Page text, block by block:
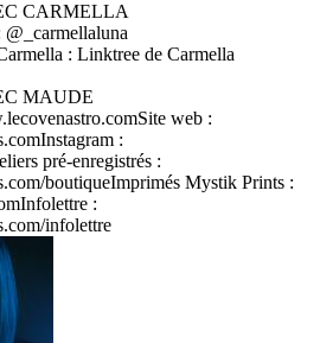
CARMELLA
⁠@_carmellaluna⁠
: ⁠Linktree de Carmella⁠
MAUDE
web :
:
pré-enregistrés :
boutique⁠Imprimés Mystik Prints :
:
infolettre⁠